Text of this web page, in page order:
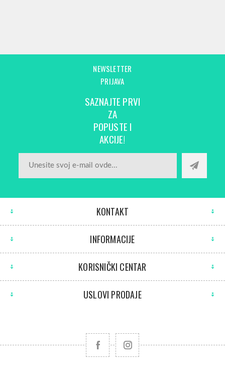
NEWSLETTER
PRIJAVA
SAZNAJTE PRVI
ZA
POPUSTE I
AKCIJE!
KONTAKT
INFORMACIJE
KORISNIČKI CENTAR
USLOVI PRODAJE